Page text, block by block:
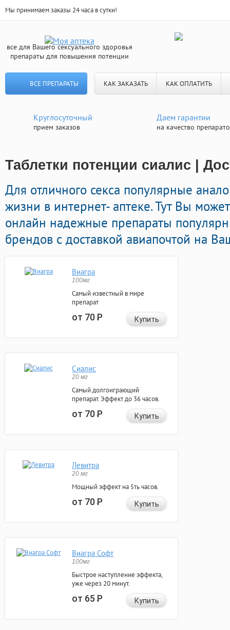
Мы принимаем заказы 24 часа в сутки!
все для Вашего сексуального здоровья
препараты для повышения потенции
ВСЕ ПРЕПАРАТЫ КАК ЗАКАЗАТЬ КАК ОПЛАТИТЬ
Круглосуточный
прием заказов
Даем гарантии
на качество
Таблетки потенции сиалис |
Для отличного секса популярные
жизни в интернет- аптеке. Тут Вы
онлайн надежные препараты
брендов с доставкой авиапочтой на
Виагра
100мг
Самый известный в мире
препарат
от 70Р Купить
Сиалис
20 мг
Самый долгоиграющий
препарат. Эффект до 36 часов.
от 70Р Купить
Левитра
20 мг
Мощный эффект на 5ть часов.
от 70Р Купить
Виагра Софт
100мг
Быстрое наступление эффекта,
уже через 20 минут.
от 65Р Купить